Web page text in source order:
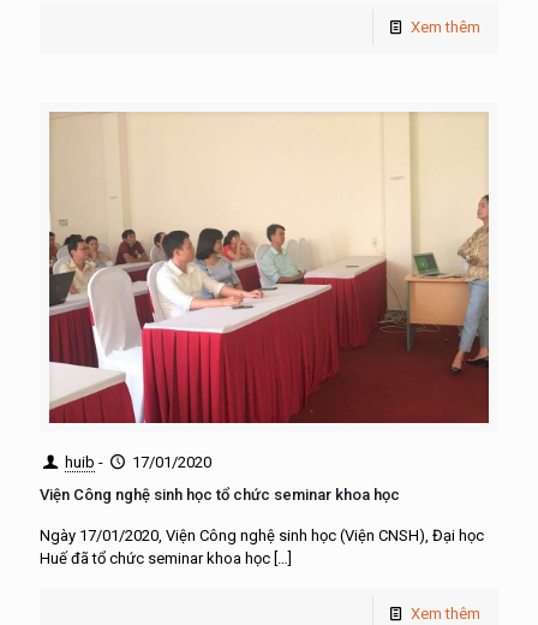
Xem thêm
huib -
17/01/2020
Viện Công nghệ sinh học tổ chức seminar khoa học
Ngày 17/01/2020, Viện Công nghệ sinh học (Viện CNSH), Đại học
Huế đã tổ chức seminar khoa học […]
Xem thêm